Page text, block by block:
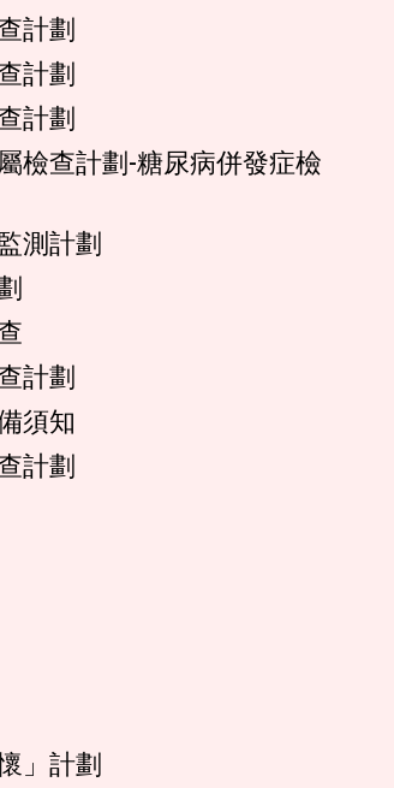
計劃
計劃
計劃
檢查計劃-糖尿病併發症檢
測計劃
計劃
須知
計劃
」計劃